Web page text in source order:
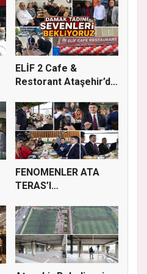
ELİF 2 Cafe &
Restorant Ataşehir’de
FENOMENLER ATA
TERAS’I
KENT YA...